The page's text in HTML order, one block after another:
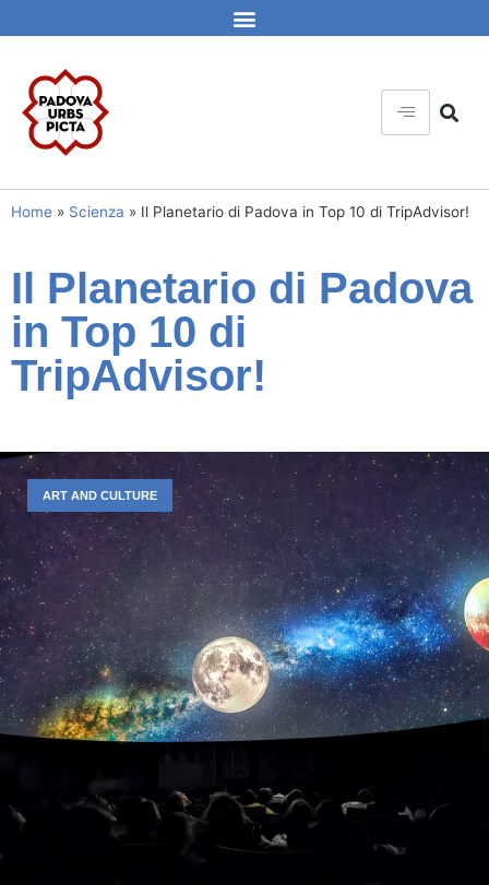
Home » Scienza » Il Planetario di Padova in Top 10 di TripAdvisor!
Il Planetario di Padova
in Top 10 di
TripAdvisor!
ART AND CULTURE